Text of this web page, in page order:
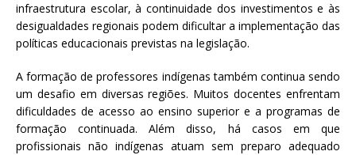
infraestrutura escolar, à continuidade dos investimentos e às
desigualdades regionais podem dificultar a implementação das
políticas educacionais previstas na legislação.
A formação de professores indígenas também continua sendo
um desafio em diversas regiões. Muitos docentes enfrentam
dificuldades de acesso ao ensino superior e a programas de
formação continuada. Além disso, há casos em que
profissionais não indígenas atuam sem preparo adequado